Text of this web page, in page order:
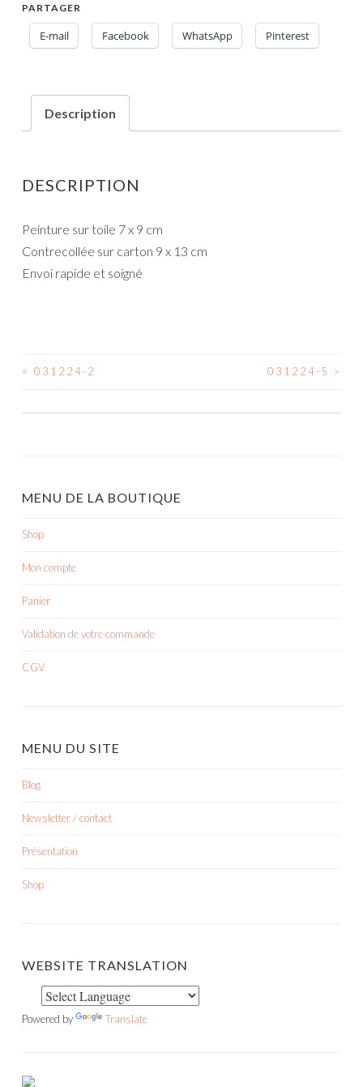
PARTAGER
E-mail Facebook WhatsApp Pinterest
Description
DESCRIPTION
Peinture sur toile 7 x 9 cm
Contrecollée sur carton 9 x 13 cm
Envoi rapide et soigné
NAVIGATION
< 031224-2 031224-5 >
MENU DE LA BOUTIQUE
Shop
Mon compte
Panier
Validation de votre commande
CGV
MENU DU SITE
Blog
Newsletter / contact
Présentation
Shop
WEBSITE TRANSLATION
Powered by Translate